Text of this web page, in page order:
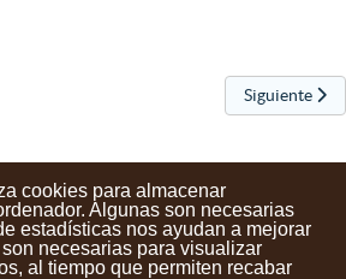
cookies para almacenar
Algunas son necesarias
estadísticas nos ayudan a mejorar
necesarias para visualizar
al tiempo que permiten recabar
organizativa para fiestas de SantaArtículo
Siguiente
de uso Aviso legal Noticias